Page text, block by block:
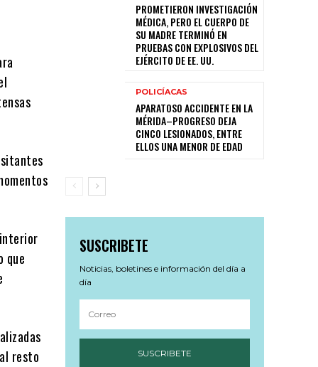
que
resto
PROMETIERON INVESTIGACIÓN
MÉDICA, PERO EL CUERPO DE
SU MADRE TERMINÓ EN
PRUEBAS CON EXPLOSIVOS DEL
EJÉRCITO DE EE. UU.
POLICÍACAS
APARATOSO ACCIDENTE EN LA
MÉRIDA–PROGRESO DEJA
CINCO LESIONADOS, ENTRE
ELLOS UNA MENOR DE EDAD
SUSCRIBETE
Noticias, boletines e información del día a
día
SUSCRIBETE